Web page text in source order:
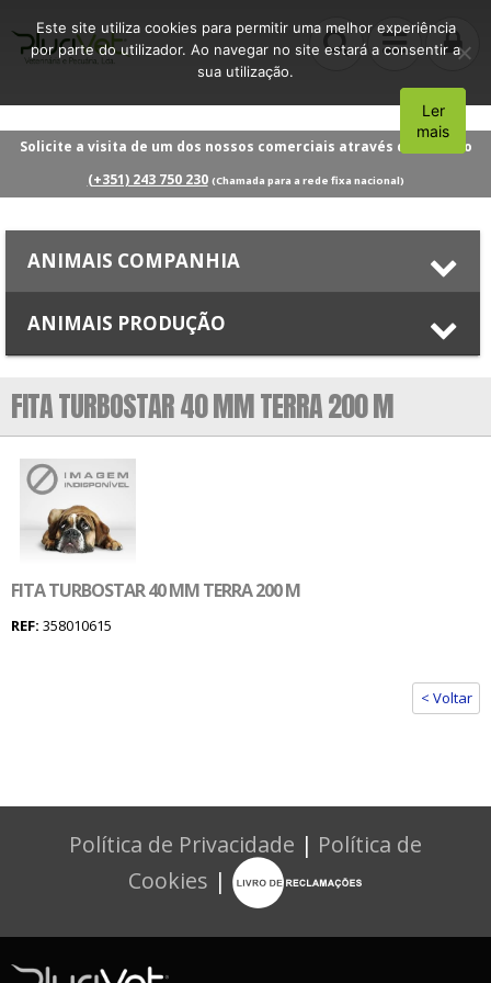
Solicite a visita de um dos nossos comerciais através do número
(+351) 243 750 230 (Chamada para a rede fixa nacional)
ANIMAIS COMPANHIA
ANIMAIS PRODUÇÃO
FITA TURBOSTAR 40 MM TERRA 200 M
FITA TURBOSTAR 40 MM TERRA 200 M
REF: 358010615
< Voltar
Política de Privacidade | Política de
Cookies |
Este site utiliza cookies para permitir uma melhor experiência
por parte do utilizador. Ao navegar no site estará a consentir a
sua utilização.
Aceito
Ler
mais